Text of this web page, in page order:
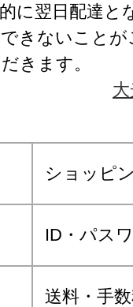
に翌日配達と
きないこと
きます。
ショッピ
ID・パス
送料・手